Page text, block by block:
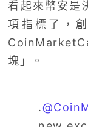
看起來幣安是
項指標了，
塊」。
.